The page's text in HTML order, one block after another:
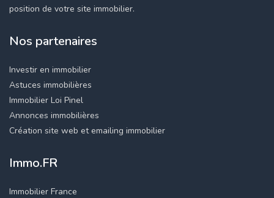
position de votre site immobilier.
Nos partenaires
Investir en immobilier
Astuces immobilières
Immobilier Loi Pinel
Annonces immobilières
Création site web et emailing immobilier
Immo.FR
Immobilier France